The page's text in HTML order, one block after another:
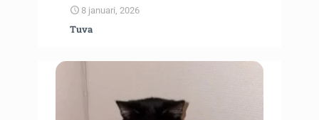
8 januari, 2026
Tuva